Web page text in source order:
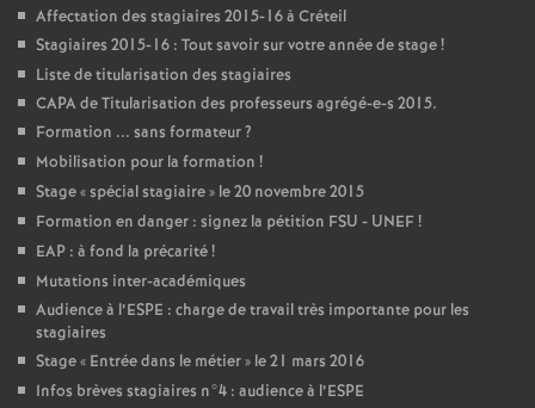
Affectation des stagiaires 2015-16 à Créteil
Stagiaires 2015-16 : Tout savoir sur votre année de stage!
Liste de titularisation des stagiaires
CAPAde Titularisation des professeurs agrégé-e-s 2015.
Formation ... sans formateur?
Mobilisation pour la formation !
Stage «spécial stagiaire» le 20 novembre 2015
Formation en danger : signez la pétition FSU - UNEF!
EAP : à fond la précarité!
Mutations inter-académiques
Audience à l’ESPE : charge de travail très importante pour les
stagiaires
Stage « Entrée dans le métier» le 21 mars 2016
Infos brèves stagiaires n°4 : audience à l’ESPE